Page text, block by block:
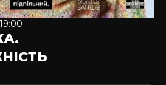
19:00